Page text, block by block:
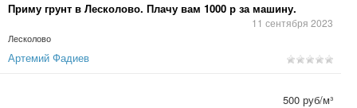
Приму грунт в Лесколово. Плачу вам 1000 р за машину.
11 сентября 2023
Лесколово
Артемий Фадиев
500 руб/м³